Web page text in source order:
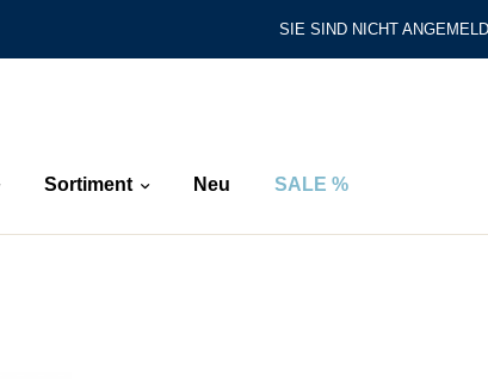
SIE SIND NICHT
Sortiment Neu SALE %